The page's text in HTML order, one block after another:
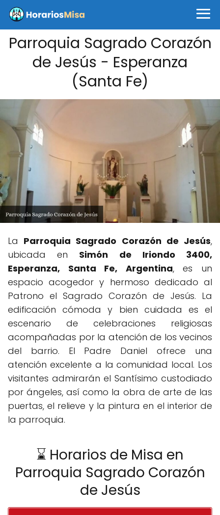
Parroquia Sagrado Corazón
de Jesús - Esperanza
(Santa Fe)
La Parroquia Sagrado Corazón de Jesús,
ubicada en Simón de Iriondo 3400,
Esperanza, Santa Fe, Argentina, es un
espacio acogedor y hermoso dedicado al
Patrono el Sagrado Corazón de Jesús. La
edificación cómoda y bien cuidada es el
escenario de celebraciones religiosas
acompañadas por la atención de los vecinos
del barrio. El Padre Daniel ofrece una
atención excelente a la comunidad local. Los
visitantes admirarán el Santísimo custodiado
por ángeles, así como la obra de arte de las
puertas, el relieve y la pintura en el interior de
la parroquia.
⌛ Horarios de Misa en
Parroquia Sagrado Corazón
de Jesús